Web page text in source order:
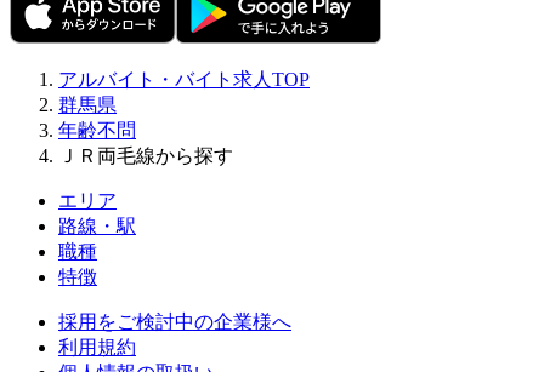
アルバイト・バイト求人TOP
群馬県
年齢不問
ＪＲ両毛線から探す
エリア
路線・駅
職種
特徴
採用をご検討中の企業様へ
利用規約